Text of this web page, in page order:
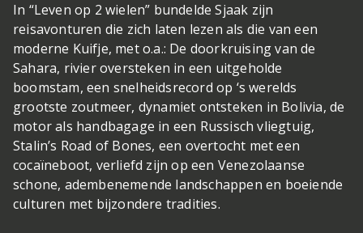
In “Leven op 2 wielen” bundelde Sjaak zijn
reisavonturen die zich laten lezen als die van een
moderne Kuifje, met o.a.: De doorkruising van de
Sahara, rivier oversteken in een uitgeholde
boomstam, een snelheidsrecord op ‘s werelds
grootste zoutmeer, dynamiet ontsteken in Bolivia, de
motor als handbagage in een Russisch vliegtuig,
Stalin’s Road of Bones, een overtocht met een
cocaïneboot, verliefd zijn op een Venezolaanse
schone, adembenemende landschappen en boeiende
culturen met bijzondere tradities.